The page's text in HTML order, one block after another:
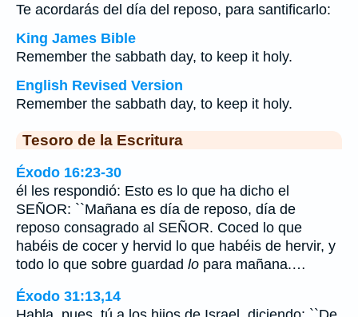
Te acordarás del día del reposo, para santificarlo:
King James Bible
Remember the sabbath day, to keep it holy.
English Revised Version
Remember the sabbath day, to keep it holy.
Tesoro de la Escritura
Éxodo 16:23-30
él les respondió: Esto es lo que ha dicho el
SEÑOR: ``Mañana es día de reposo, día de
reposo consagrado al SEÑOR. Coced lo que
habéis de cocer y hervid lo que habéis de hervir, y
todo lo que sobre guardad lo para mañana.…
Éxodo 31:13,14